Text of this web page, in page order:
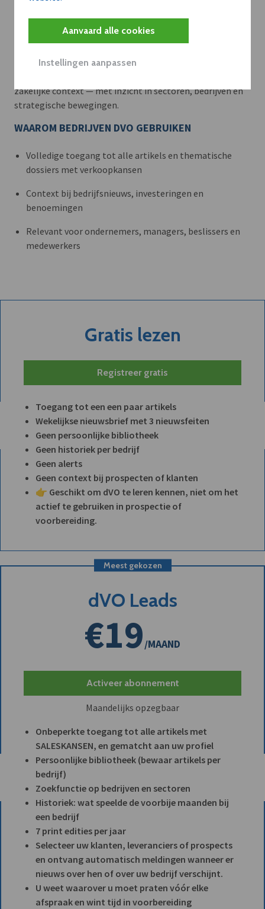
Aanvaard alle cookies
Instellingen aanpassen
Meer context. Dieper begrip.
zakelijke context — met inzicht in sectoren, bedrijven en
strategische bewegingen.
WAAROM BEDRIJVEN DVO GEBRUIKEN
Volledige toegang tot alle artikels en thematische
dossiers met verkoopkansen
Context bij bedrijfsnieuws, investeringen en
benoemingen
Relevant voor ondernemers, managers, beslissers en
medewerkers
Gratis lezen
Registreer gratis
Toegang tot een een paar artikels
Wekelijkse nieuwsbrief met 3 nieuwsfeiten
Geen persoonlijke bibliotheek
Geen historiek per bedrijf
Geen alerts
Geen context bij prospecten of klanten
👉 Geschikt om dVO te leren kennen, niet om het
actief te gebruiken in prospectie of
voorbereiding.
Meest gekozen
dVO Leads
€19/MAAND
Activeer abonnement
Maandelijks opzegbaar
Onbeperkte toegang tot alle artikels met
SALESKANSEN, en gematcht aan uw profiel
Persoonlijke bibliotheek (bewaar artikels per
bedrijf)
Zoekfunctie op bedrijven en sectoren
Historiek: wat speelde de voorbije maanden bij
een bedrijf
7 print edities per jaar
Selecteer uw klanten, leveranciers of prospects
en ontvang automatisch meldingen wanneer er
nieuws over hen of over uw bedrijf verschijnt.
U weet waarover u moet praten vóór elke
afspraak en wint tijd in voorbereiding